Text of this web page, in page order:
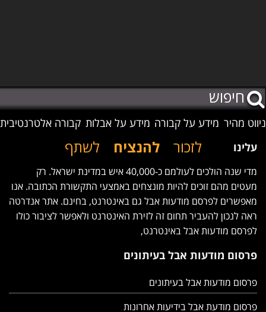
ניווט מהיר מידע על קבורה מידע על אבלות קבורה אלטרנטיבית
לזכור להנציח לשתף עלינו
מדי שנה הולכים לעולמם כ-40,000 איש במדינת ישראל. רק
מעטים מהם זוכים להיות מונצחים באמצעי התקשורת הכתובה. אנו
מאפשרים לפרסם מודעות אבל גם באינטרנט, בחינם. אתר אנדרטה
ראה לנכון להעביר תחום זה לזירת האינטרנט ולאפשר לציבור כולו
לפרסם מודעות אבל באינטרנט,
פרסום מודעות אבל בעיתונים
פרסום מודעות אבל בעיתונים
פרסום מודעת אבל בידיעות אחרונות